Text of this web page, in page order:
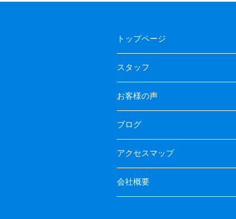
トップページ
スタッフ
お客様の声
ブログ
アクセスマップ
会社概要